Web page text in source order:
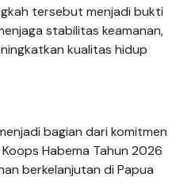
tersebut menjadi bukti
stabilitas keamanan,
kualitas hidup
bagian dari komitmen
Habema Tahun 2026
berkelanjutan di Papua